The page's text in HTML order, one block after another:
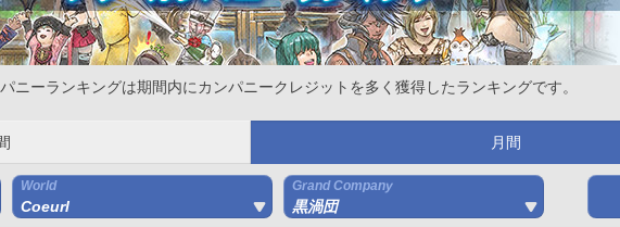
ニーランキングは期間内にカンパニークレジットを多く獲得したランキングです。
月間
World
Coeurl
Grand Company
黒渦団